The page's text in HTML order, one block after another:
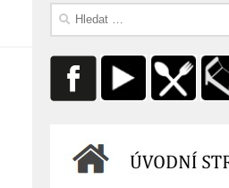
Vyhledávání